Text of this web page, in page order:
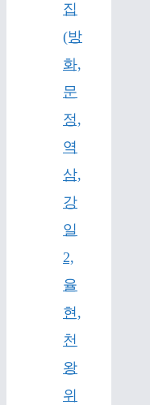
집
(방
화,
문
정,
역
삼,
강
일
2,
율
현,
천
왕
위